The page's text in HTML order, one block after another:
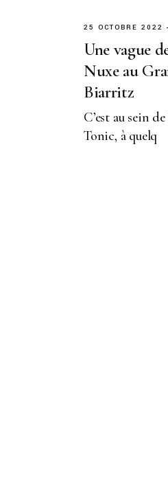
25 OCTOBRE 2022
Une vague
Nuxe au
Biarritz
C’est au sein
Tonic, à quelq